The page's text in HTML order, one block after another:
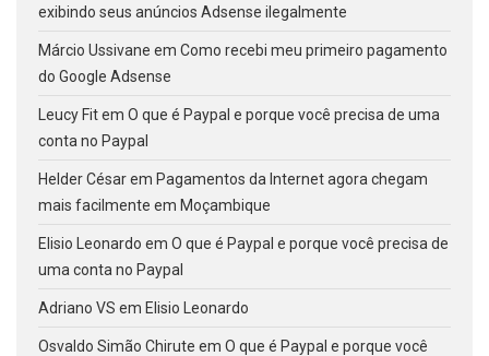
exibindo seus anúncios Adsense ilegalmente
Márcio Ussivane em Como recebi meu primeiro pagamento
do Google Adsense
Leucy Fitem O que é Paypal e porque você precisa de uma
conta no Paypal
Helder Césarem Pagamentos da Internet agora chegam
mais facilmente em Moçambique
Elisio Leonardo em O que é Paypal e porque você precisa de
uma conta no Paypal
Adriano VS em Elisio Leonardo
Osvaldo Simão Chirute em O que é Paypal e porque você